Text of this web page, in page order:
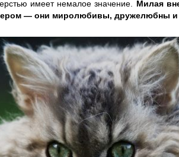
имеет немалое значение. Милая
— они миролюбивы, дружелюбны и